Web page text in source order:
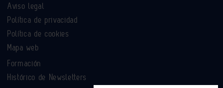
Aviso legal
Política de privacidad
Política de cookies
Mapa web
Formación
Histórico de Newsletters